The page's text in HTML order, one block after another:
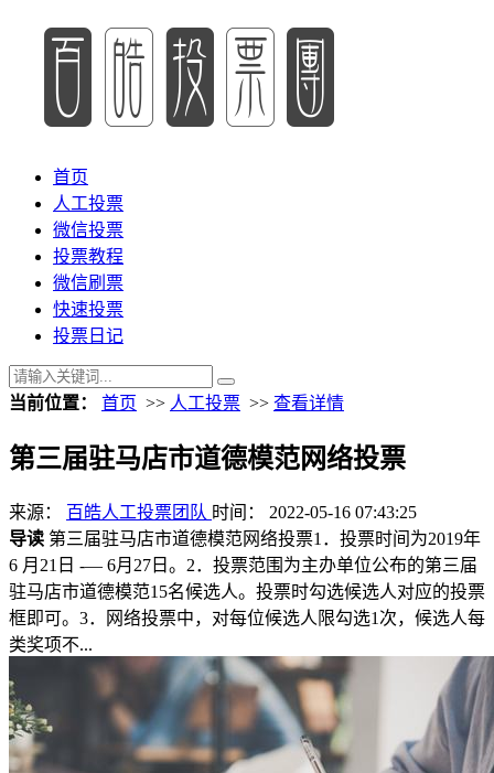
首页
人工投票
微信投票
投票教程
微信刷票
快速投票
投票日记
当前位置： 首页 >> 人工投票 >> 查看详情
第三届驻马店市道德模范网络投票
来源： 百皓人工投票团队 时间： 2022-05-16 07:43:25
导读 第三届驻马店市道德模范网络投票1．投票时间为2019年
6 月21日 -— 6月27日。2．投票范围为主办单位公布的第三届
驻马店市道德模范15名候选人。投票时勾选候选人对应的投票
框即可。3．网络投票中，对每位候选人限勾选1次，候选人每
类奖项不...